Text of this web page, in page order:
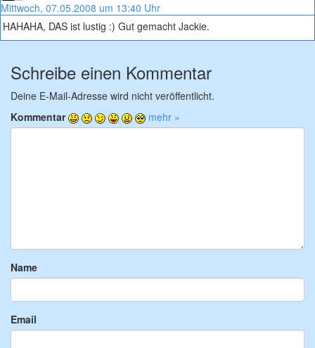
Mittwoch, 07.05.2008 um 13:40 Uhr
HAHAHA, DAS ist lustig :) Gut gemacht Jackie.
Schreibe einen Kommentar
Deine E-Mail-Adresse wird nicht veröffentlicht.
Kommentar
mehr »
Name
Email